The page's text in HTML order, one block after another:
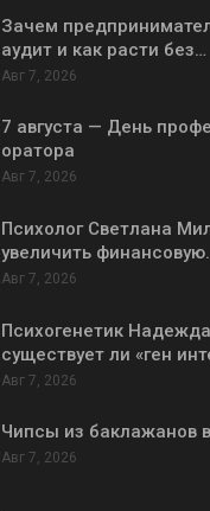
Зачем
аудит и как расти без…
Авг 7, 2026
7 августа — День
оратора
Авг 7, 2026
Психолог Светлана
увеличить
Авг 7, 2026
Психогенетик
существует ли «ген
Авг 7, 2026
Чипсы из баклажанов
Авг 7, 2026